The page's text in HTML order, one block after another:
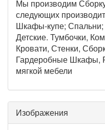
Мы производим
следующих
Шкафы-купе;
Детские. Тумбочки,
Кровати, Стенки,
Гардеробные Шкафы,
мягкой мебели
Изображения